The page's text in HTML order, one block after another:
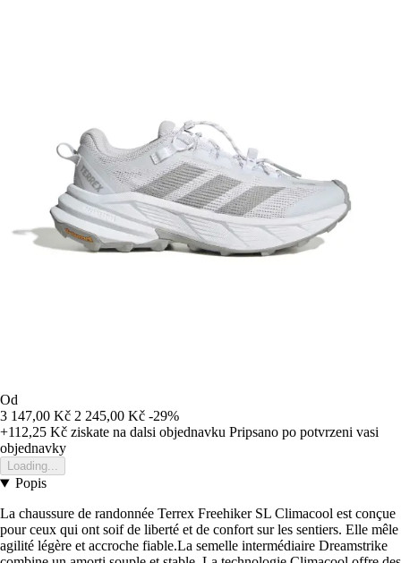
Od
3 147,00 Kč 2 245,00 Kč -29%
+112,25 Kč ziskate na dalsi objednavku Pripsano po potvrzeni vasi
objednavky
Loading...
Popis
La chaussure de randonnée Terrex Freehiker SL Climacool est conçue
pour ceux qui ont soif de liberté et de confort sur les sentiers. Elle mêle
agilité légère et accroche fiable.La semelle intermédiaire Dreamstrike